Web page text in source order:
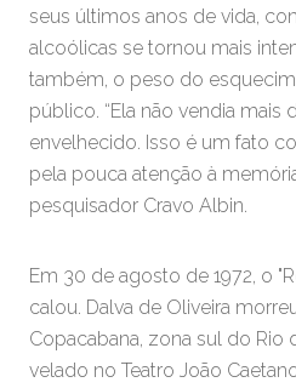
seus últimos anos de vida,
alcoólicas se tornou mais
também, o peso do
público. “Ela não vendia mais
envelhecido. Isso é um fato
pela pouca atenção à
pesquisador Cravo Albin.
Em 30 de agosto de 1972, o
calou. Dalva de Oliveira
Copacabana, zona sul do Rio
velado no Teatro João